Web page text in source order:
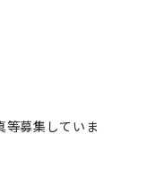
等募集していま